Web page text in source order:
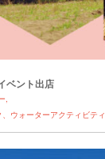
ベント出店
ウォーターアクティビティ